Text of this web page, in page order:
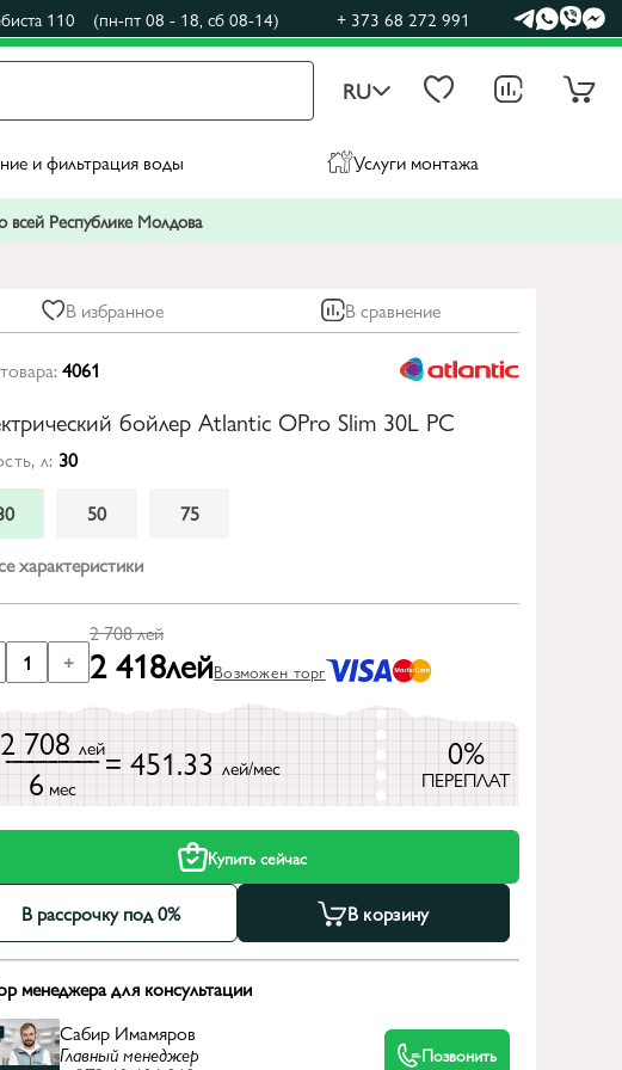
110 (пн-пт 08 - 18, сб 08-14) + 373 68 272 991
RU
и фильтрация воды Услуги монтажа
всей Республике Молдова
В избранное В сравнение
4061
бойлер Atlantic OPro Slim 30L PC
л: 30
50
75
характеристики
1 +
2 708лей
2 418лейВозможен торг
2 708 лей
6 мес
= 451.33 лей/мес 0%
ПЕРЕПЛАТ
Купить сейчас
В рассрочку под 0% В корзину
менеджера для консультации
Сабир Имамяров
Главный менеджер Позвонить